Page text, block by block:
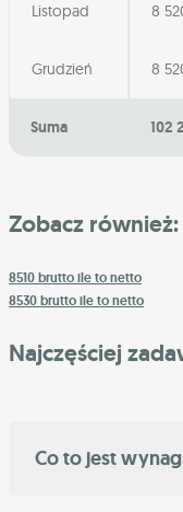
Listopad 8
Grudzień 8
Suma 102
Zobacz również:
8510 brutto ile to netto
8530 brutto ile to netto
Najczęściej
Co to jest